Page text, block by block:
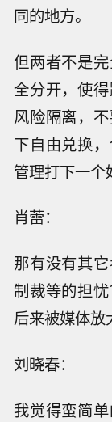
同的地方。
但两者不是
全分开，使
风险隔离，
下自由兑换
管理打下一个
肖蕾：
那有没有其
制裁等的担
后来被媒体放
刘晓春：
我觉得蛮简